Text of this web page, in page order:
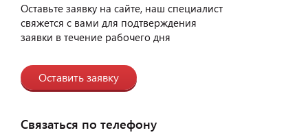
Оставьте заявку на сайте, наш специалист
свяжется с вами для подтверждения
заявки в течение рабочего дня
Оставить заявку
Связаться по телефону